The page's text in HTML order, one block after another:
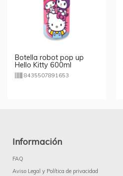
Botella robot pop up
Hello Kitty 600ml
8435507891653
Información
FAQ
Aviso Legal y Política de privacidad